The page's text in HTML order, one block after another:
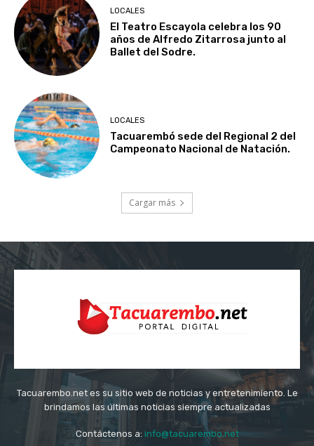
LOCALES
El Teatro Escayola celebra los 90
años de Alfredo Zitarrosa junto al
Ballet del Sodre.
LOCALES
Tacuarembó sede del Regional 2 del
Campeonato Nacional de Natación.
Cargar más
Tacuarembo.net es su sitio web de noticias y entretenimiento. Le
brindamos las últimas noticias siempre actualizadas
Contáctenos a: info@tacuarembo.net